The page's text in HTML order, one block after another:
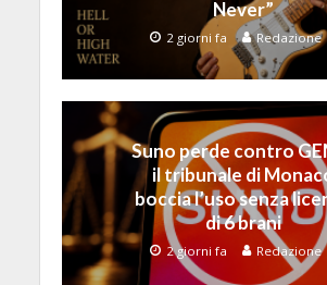
Never”
2 giorni fa Redazione
Suno perde contro
il tribunale di
boccia l’uso senza
di 6 brani
2 giorni fa Redazione